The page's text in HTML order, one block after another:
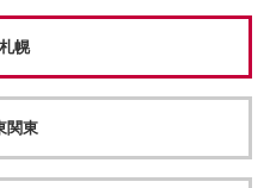
札幌
関東